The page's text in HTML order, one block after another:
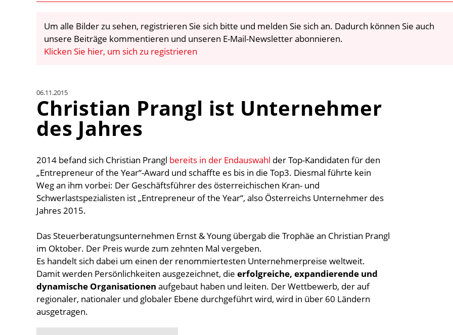
Um alle Bilder zu sehen, registrieren Sie sich bitte und melden Sie sich an. Dadurch können Sie auch
unsere Beiträge kommentieren und unseren E-Mail-Newsletter abonnieren.
Klicken Sie hier, um sich zu registrieren
06.11.2015
Christian Prangl ist Unternehmer
des Jahres
2014 befand sich Christian Prangl bereits in der Endauswahl der Top-Kandidaten für den
„Entrepreneur of the Year“-Award und schaffte es bis in die Top3. Diesmal führte kein
Weg an ihm vorbei: Der Geschäftsführer des österreichischen Kran- und
Schwerlastspezialisten ist „Entrepreneur of the Year“, also Österreichs Unternehmer des
Jahres 2015.
Das Steuerberatungsunternehmen Ernst & Young übergab die Trophäe an Christian Prangl
im Oktober. Der Preis wurde zum zehnten Mal vergeben.
Es handelt sich dabei um einen der renommiertesten Unternehmerpreise weltweit.
Damit werden Persönlichkeiten ausgezeichnet, die erfolgreiche, expandierende und
dynamische Organisationen aufgebaut haben und leiten. Der Wettbewerb, der auf
regionaler, nationaler und globaler Ebene durchgeführt wird, wird in über 60 Ländern
ausgetragen.